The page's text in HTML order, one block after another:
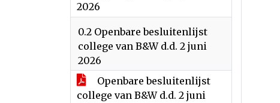
2026
0.2 Openbare besluitenlijst
college van B&W d.d. 2 juni
2026
Openbare besluitenlijst
college van B&W d.d. 2 juni